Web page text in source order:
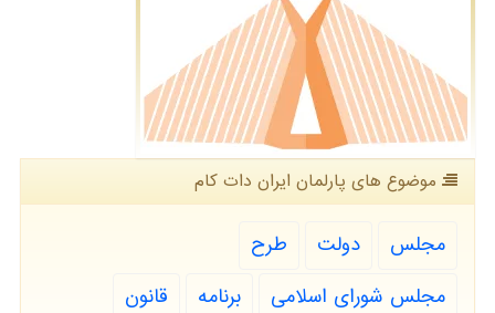
موضوع های پارلمان ایران دات كام
مجلس دولت
طرح
مجلس شورای اسلامی
برنامه
قانون